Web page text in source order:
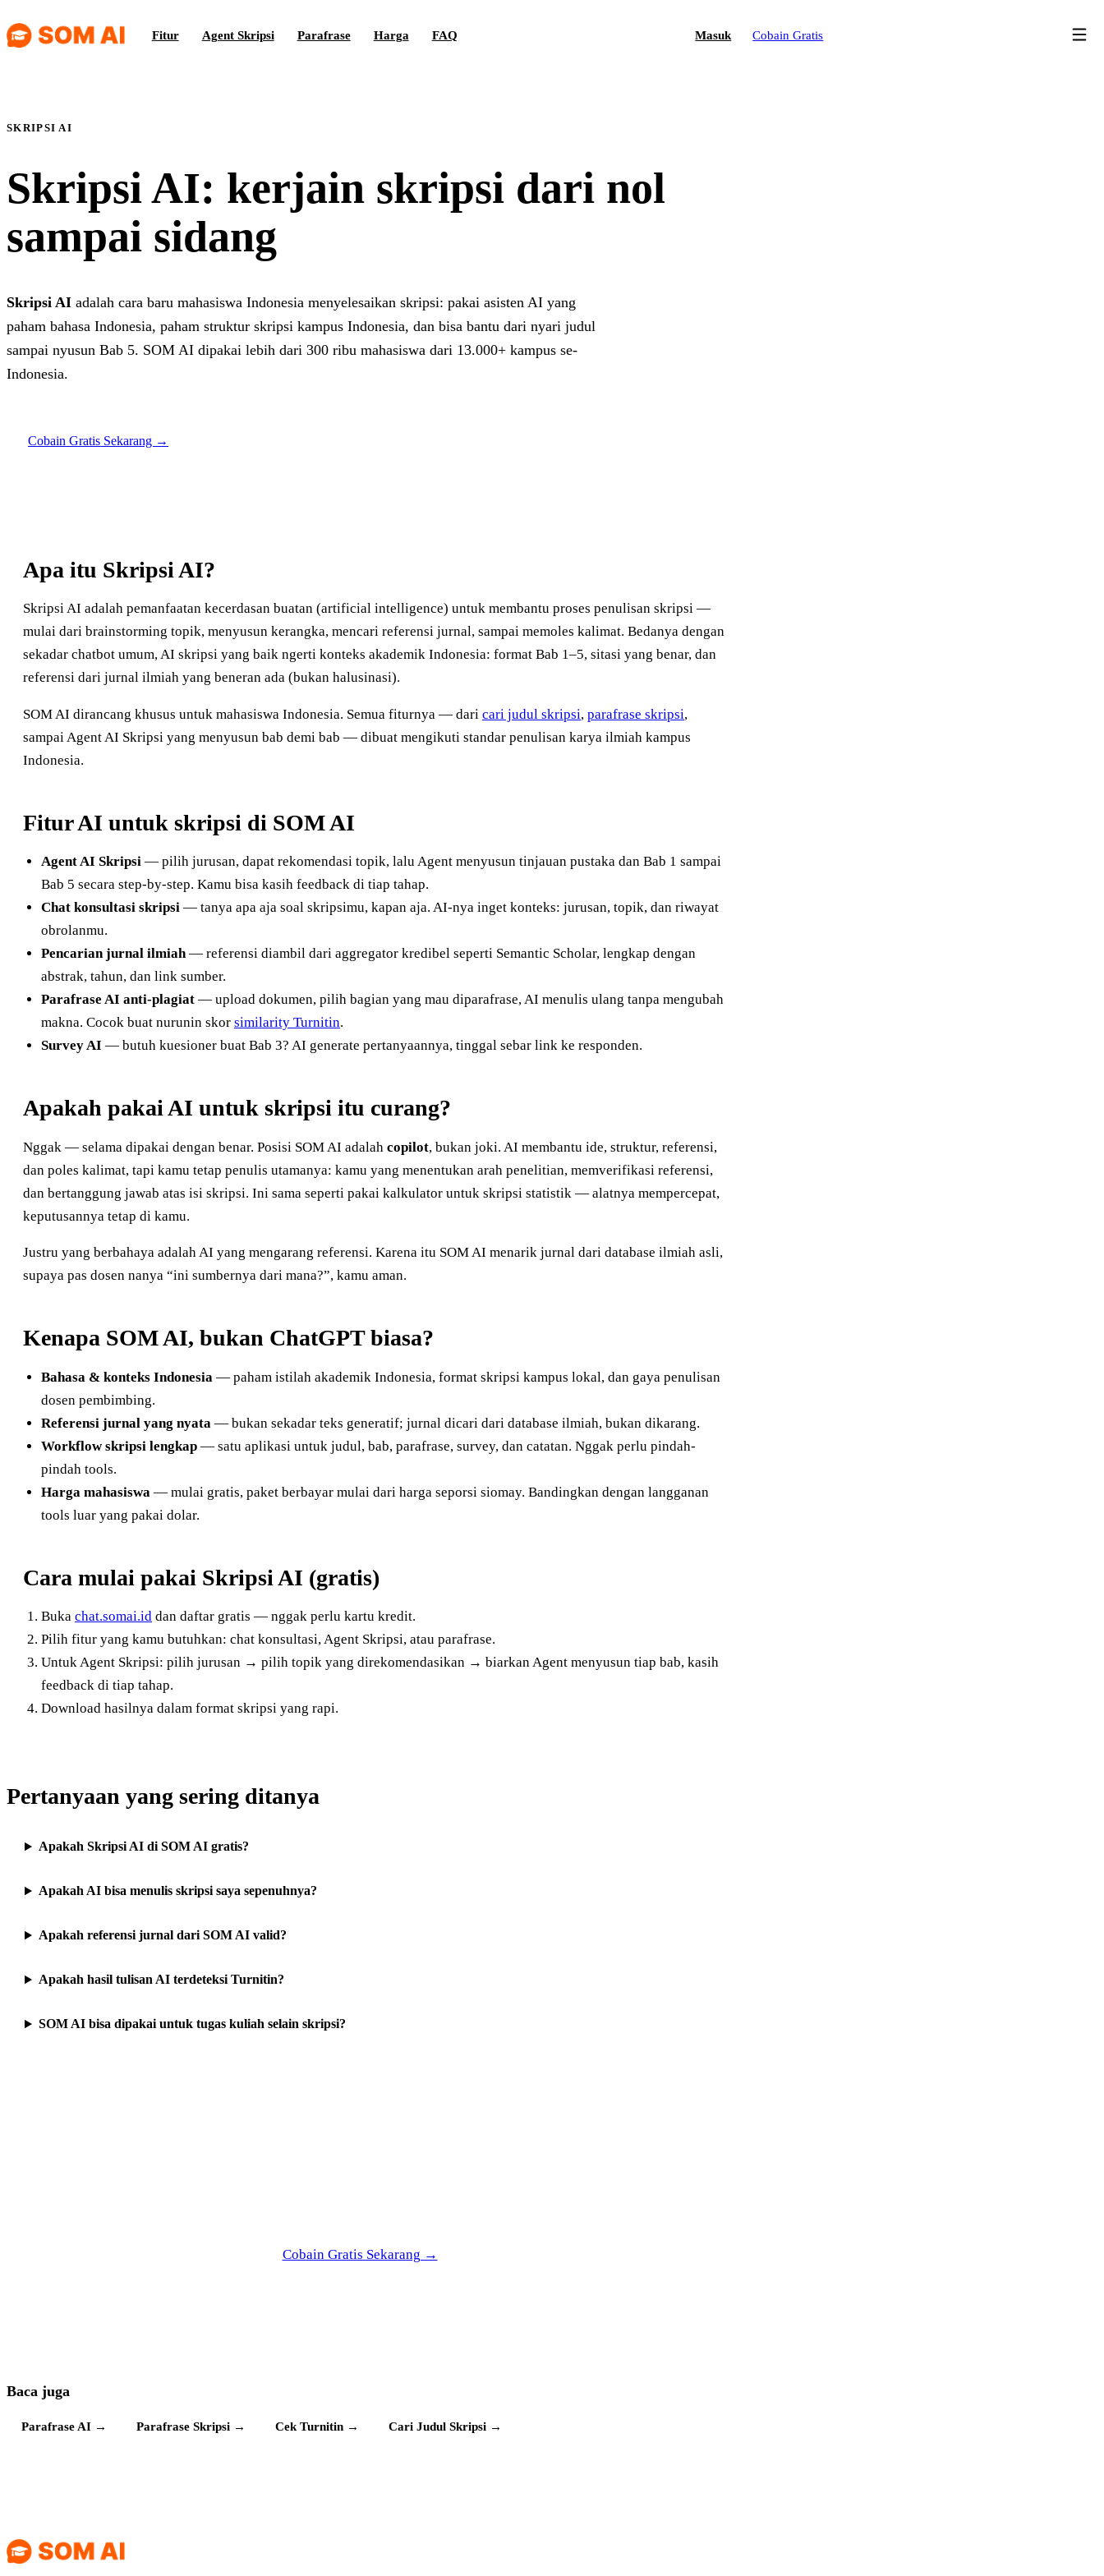
Fitur Agent Skripsi Parafrase Harga FAQ Masuk Cobain Gratis
SKRIPSI AI
Skripsi AI: kerjain skripsi dari nol
sampai sidang
Skripsi AI adalah cara baru mahasiswa Indonesia menyelesaikan skripsi: pakai asisten AI yang
paham bahasa Indonesia, paham struktur skripsi kampus Indonesia, dan bisa bantu dari nyari judul
sampai nyusun Bab 5. SOM AI dipakai lebih dari 300 ribu mahasiswa dari 13.000+ kampus se-
Indonesia.
Cobain Gratis Sekarang →
Apa itu Skripsi AI?
Skripsi AI adalah pemanfaatan kecerdasan buatan (artificial intelligence) untuk membantu proses penulisan skripsi —
mulai dari brainstorming topik, menyusun kerangka, mencari referensi jurnal, sampai memoles kalimat. Bedanya dengan
sekadar chatbot umum, AI skripsi yang baik ngerti konteks akademik Indonesia: format Bab 1–5, sitasi yang benar, dan
referensi dari jurnal ilmiah yang beneran ada (bukan halusinasi).
SOM AI dirancang khusus untuk mahasiswa Indonesia. Semua fiturnya — dari cari judul skripsi, parafrase skripsi,
sampai Agent AI Skripsi yang menyusun bab demi bab — dibuat mengikuti standar penulisan karya ilmiah kampus
Indonesia.
Fitur AI untuk skripsi di SOM AI
Agent AI Skripsi — pilih jurusan, dapat rekomendasi topik, lalu Agent menyusun tinjauan pustaka dan Bab 1 sampai
Bab 5 secara step-by-step. Kamu bisa kasih feedback di tiap tahap.
Chat konsultasi skripsi — tanya apa aja soal skripsimu, kapan aja. AI-nya inget konteks: jurusan, topik, dan riwayat
obrolanmu.
Pencarian jurnal ilmiah— referensi diambil dari aggregator kredibel seperti Semantic Scholar, lengkap dengan
abstrak, tahun, dan link sumber.
Parafrase AI anti-plagiat — upload dokumen, pilih bagian yang mau diparafrase, AI menulis ulang tanpa mengubah
makna. Cocok buat nurunin skor similarity Turnitin.
Survey AI — butuh kuesioner buat Bab 3? AI generate pertanyaannya, tinggal sebar link ke responden.
Apakah pakai AI untuk skripsi itu curang?
Nggak — selama dipakai dengan benar. Posisi SOM AI adalah copilot, bukan joki. AI membantu ide, struktur, referensi,
dan poles kalimat, tapi kamu tetap penulis utamanya: kamu yang menentukan arah penelitian, memverifikasi referensi,
dan bertanggung jawab atas isi skripsi. Ini sama seperti pakai kalkulator untuk skripsi statistik — alatnya mempercepat,
keputusannya tetap di kamu.
Justru yang berbahaya adalah AI yang mengarang referensi. Karena itu SOM AI menarik jurnal dari database ilmiah asli,
supaya pas dosen nanya “ini sumbernya dari mana?”, kamu aman.
Kenapa SOM AI, bukan ChatGPT biasa?
Bahasa & konteks Indonesia — paham istilah akademik Indonesia, format skripsi kampus lokal, dan gaya penulisan
dosen pembimbing.
Referensi jurnal yang nyata — bukan sekadar teks generatif; jurnal dicari dari database ilmiah, bukan dikarang.
Workflow skripsi lengkap — satu aplikasi untuk judul, bab, parafrase, survey, dan catatan. Nggak perlu pindah-
pindah tools.
Harga mahasiswa — mulai gratis, paket berbayar mulai dari harga seporsi siomay. Bandingkan dengan langganan
tools luar yang pakai dolar.
Cara mulai pakai Skripsi AI (gratis)
Buka chat.somai.id dan daftar gratis — nggak perlu kartu kredit.
Pilih fitur yang kamu butuhkan: chat konsultasi, Agent Skripsi, atau parafrase.
Untuk Agent Skripsi: pilih jurusan → pilih topik yang direkomendasikan → biarkan Agent menyusun tiap bab, kasih
feedback di tiap tahap.
Download hasilnya dalam format skripsi yang rapi.
Pertanyaan yang sering ditanya
Apakah Skripsi AI di SOM AI gratis?
Apakah AI bisa menulis skripsi saya sepenuhnya?
Apakah referensi jurnal dari SOM AI valid?
Apakah hasil tulisan AI terdeteksi Turnitin?
SOM AI bisa dipakai untuk tugas kuliah selain skripsi?
Cobain Gratis Sekarang →
Baca juga
Parafrase AI → Parafrase Skripsi → Cek Turnitin → Cari Judul Skripsi →